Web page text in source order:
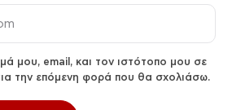
μου, email, και τον ιστότοπο μου σε
την επόμενη φορά που θα σχολιάσω.